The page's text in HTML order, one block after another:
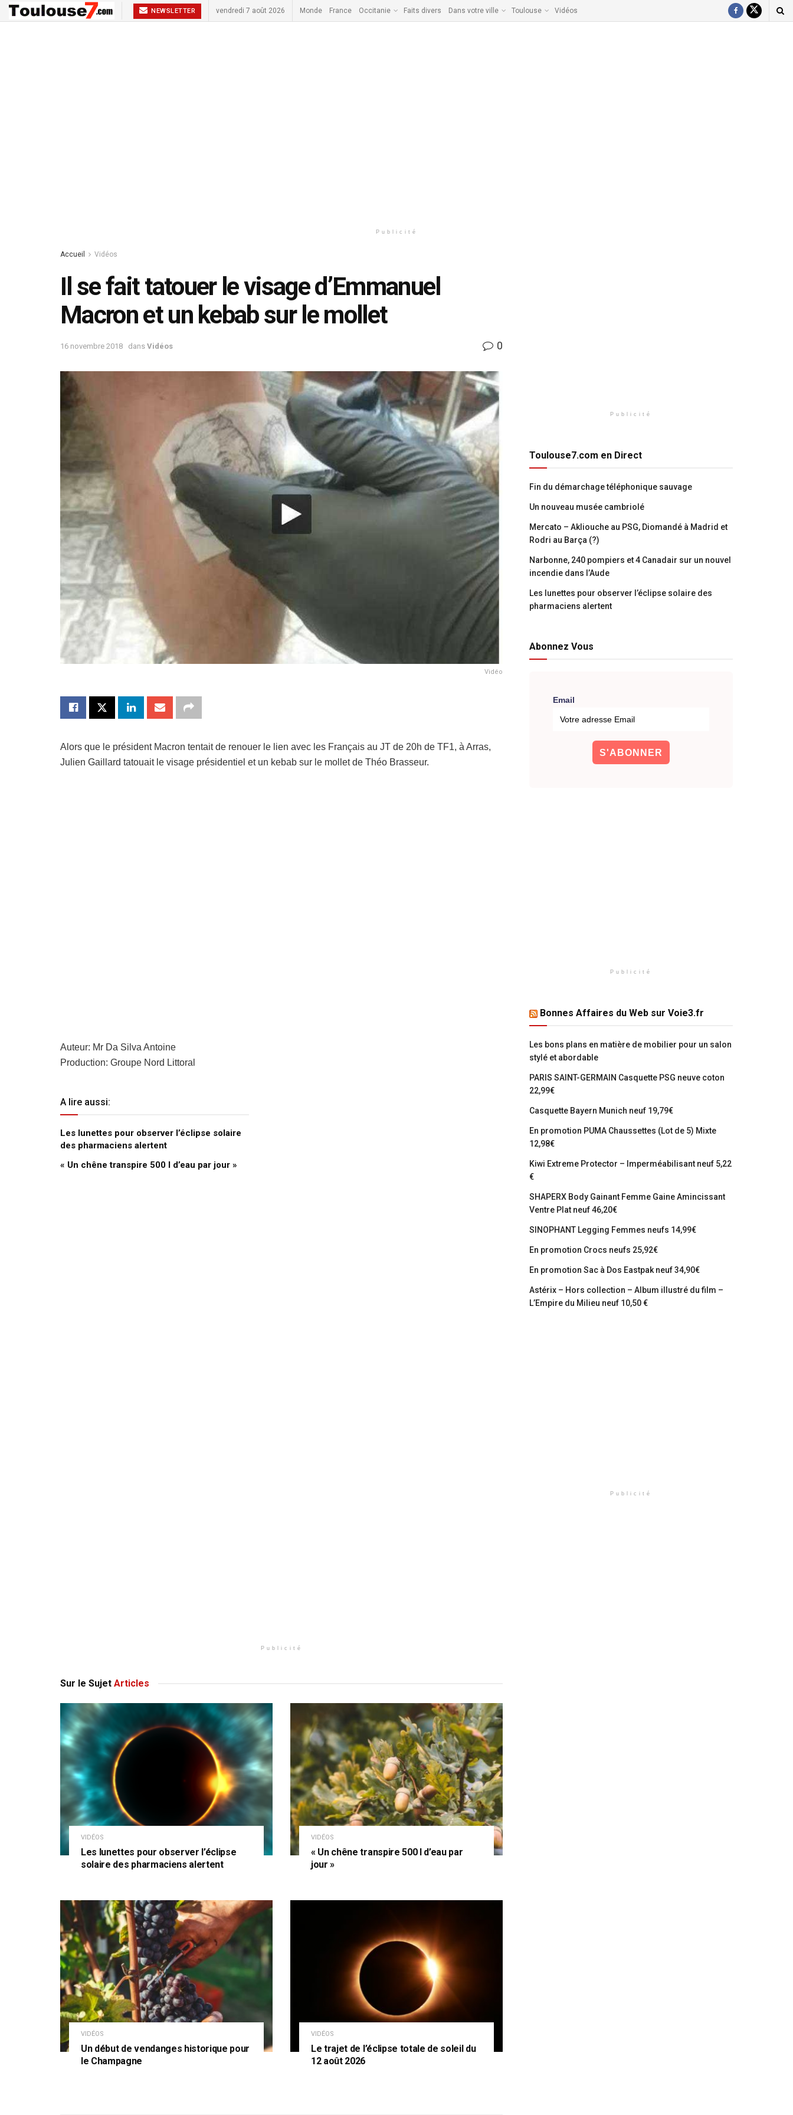
NEWSLETTER vendredi 7 août 2026 Monde France Occitanie Faits divers Dans votre ville Toulouse Vidéos
Publicité
Accueil Vidéos
Il se fait tatouer le visage d’Emmanuel
Macron et un kebab sur le mollet
16 novembre 2018 dans Vidéos 0
Vidéo
Alors que le président Macron tentait de renouer le lien avec les Français au JT de 20h de TF1, à Arras,
Julien Gaillard tatouait le visage présidentiel et un kebab sur le mollet de Théo Brasseur.
Auteur: Mr Da Silva Antoine
Production: Groupe Nord Littoral
A lire aussi:
Les lunettes pour observer l’éclipse solaire
des pharmaciens alertent
« Un chêne transpire 500 l d’eau par jour »
Publicité
Sur le Sujet Articles
VIDÉOS
Les lunettes pour observer l’éclipse
solaire des pharmaciens alertent
VIDÉOS
« Un chêne transpire 500 l d’eau par
jour »
VIDÉOS
Un début de vendanges historique pour
le Champagne
VIDÉOS
Le trajet de l’éclipse totale de soleil du
12 août 2026
Publicité
Toulouse7.com en Direct
Fin du démarchage téléphonique sauvage
Un nouveau musée cambriolé
Mercato – Akliouche au PSG, Diomandé à Madrid et
Rodri au Barça (?)
Narbonne, 240 pompiers et 4 Canadair sur un nouvel
incendie dans l’Aude
Les lunettes pour observer l’éclipse solaire des
pharmaciens alertent
Abonnez Vous
Email
Publicité
Bonnes Affaires du Web sur Voie3.fr
Les bons plans en matière de mobilier pour un salon
stylé et abordable
PARIS SAINT-GERMAIN Casquette PSG neuve coton
22,99€
Casquette Bayern Munich neuf 19,79€
En promotion PUMA Chaussettes (Lot de 5) Mixte
12,98€
Kiwi Extreme Protector – Imperméabilisant neuf 5,22
€
SHAPERX Body Gainant Femme Gaine Amincissant
Ventre Plat neuf 46,20€
SINOPHANT Legging Femmes neufs 14,99€
En promotion Crocs neufs 25,92€
En promotion Sac à Dos Eastpak neuf 34,90€
Astérix – Hors collection – Album illustré du film –
L’Empire du Milieu neuf 10,50 €
Publicité